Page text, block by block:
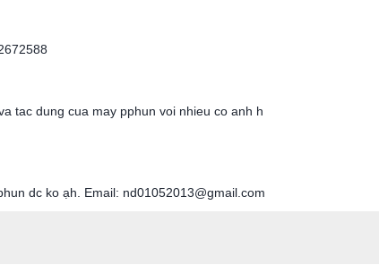
tac dung cua may pphun voi nhieu co anh h
dc ko ạh. Email: nd01052013@gmail.com